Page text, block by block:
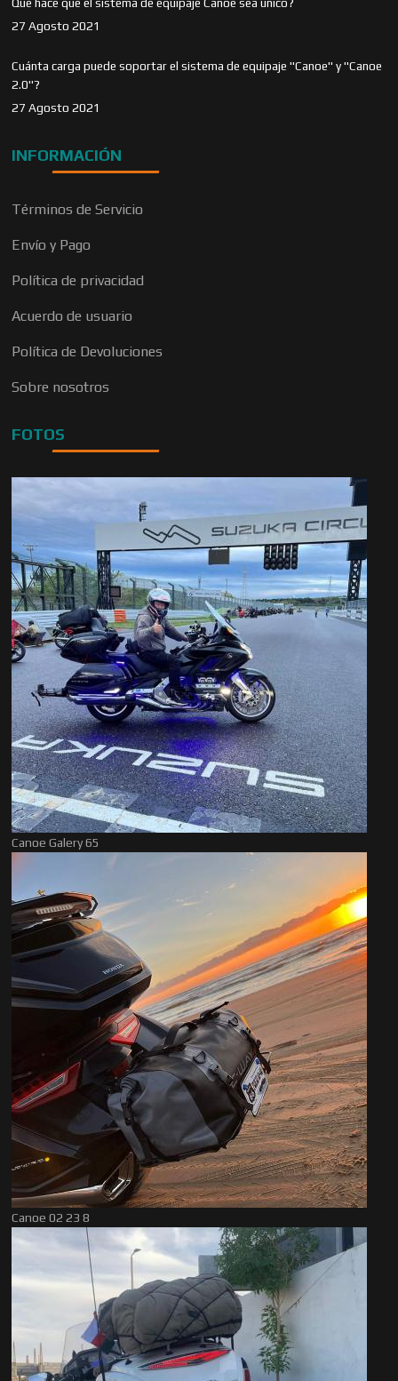
27 Agosto 2021
Cuánta carga puede soportar el sistema de equipaje "Canoe" y "Canoe
2.0"?
27 Agosto 2021
INFORMACIÓN
Términos de Servicio
Envío y Pago
Política de privacidad
Acuerdo de usuario
Política de Devoluciones
Sobre nosotros
FOTOS
Canoe Galery 65
Canoe 02 23 8